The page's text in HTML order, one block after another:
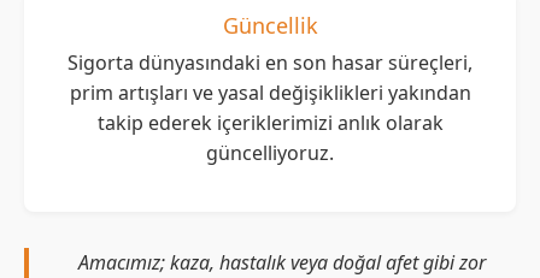
Güncellik
Sigorta dünyasındaki en son hasar süreçleri,
prim artışları ve yasal değişiklikleri yakından
takip ederek içeriklerimizi anlık olarak
güncelliyoruz.
Amacımız; kaza, hastalık veya doğal afet gibi zor